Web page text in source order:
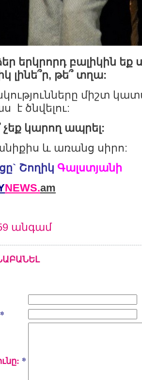
երկրորդ բալիկին եք
լինե՞ր, թե՞ տղա:
միշտ
է ծնվելու:
չեք կարող ապրել:
և առանց սիրո:
Շողիկ Գալստյանի
NEWS.am
անգամ
*
*